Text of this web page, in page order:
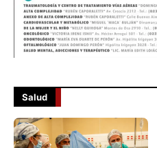
Salud